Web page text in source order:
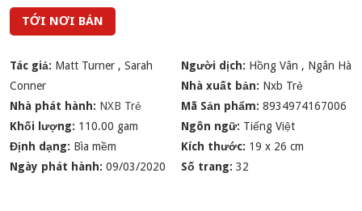
TỚI NƠI BÁN
Tác giả: Matt Turner ,Sarah
Conner
Người dịch: Hồng Vân , Ngân Hà
Nhà xuất bản: Nxb Trẻ
Nhà phát hành: NXB Trẻ Mã Sản phẩm: 8934974167006
Khối lượng: 110.00 gam Ngôn ngữ: Tiếng Việt
Định dạng: Bìa mềm Kích thước: 19 x 26 cm
Ngày phát hành:09/03/2020 Số trang: 32